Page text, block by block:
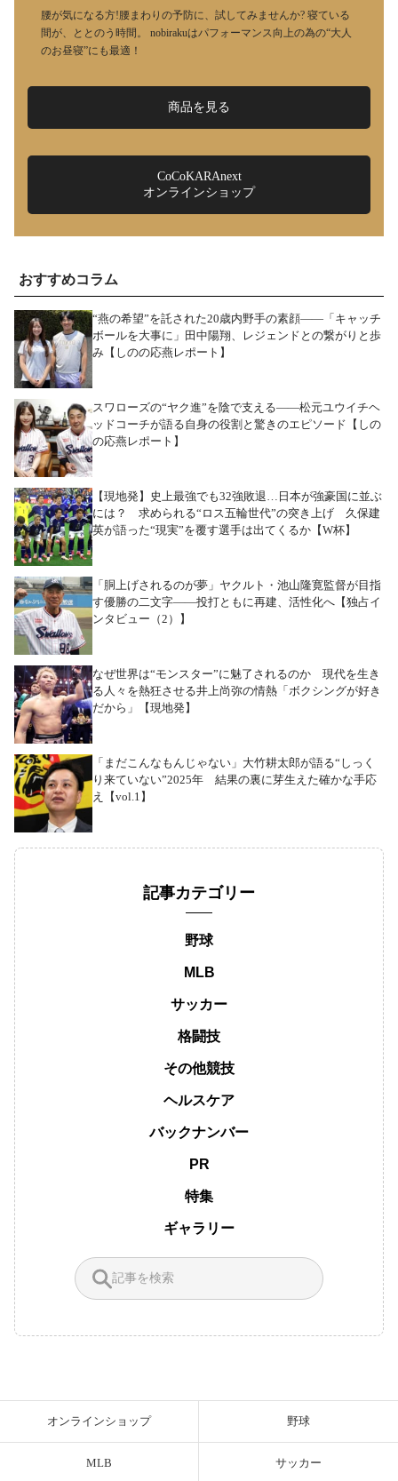
腰が気になる方!腰まわりの予防に、試してみませんか? 寝ている
間が、ととのう時間。 nobirakuはパフォーマンス向上の為の“大人
のお昼寝”にも最適！
商品を見る
CoCoKARAnext
オンラインショップ
おすすめコラム
“燕の希望”を託された20歳内野手の素顔――「キャッチ
ボールを大事に」田中陽翔、レジェンドとの繋がりと歩
み【しのの応燕レポート】
スワローズの“ヤク進”を陰で支える――松元ユウイチヘ
ッドコーチが語る自身の役割と驚きのエピソード【しの
の応燕レポート】
【現地発】史上最強でも32強敗退…日本が強豪国に並ぶ
には？ 求められる“ロス五輪世代”の突き上げ 久保建
英が語った“現実”を覆す選手は出てくるか【W杯】
「胴上げされるのが夢」ヤクルト・池山隆寛監督が目指
す優勝の二文字――投打ともに再建、活性化へ【独占イ
ンタビュー（2）】
なぜ世界は“モンスター”に魅了されるのか 現代を生き
る人々を熱狂させる井上尚弥の情熱「ボクシングが好き
だから」【現地発】
「まだこんなもんじゃない」大竹耕太郎が語る“しっく
り来ていない”2025年 結果の裏に芽生えた確かな手応
え【vol.1】
記事カテゴリー
野球
MLB
サッカー
格闘技
その他競技
ヘルスケア
バックナンバー
PR
特集
ギャラリー
オンラインショップ 野球
MLB サッカー